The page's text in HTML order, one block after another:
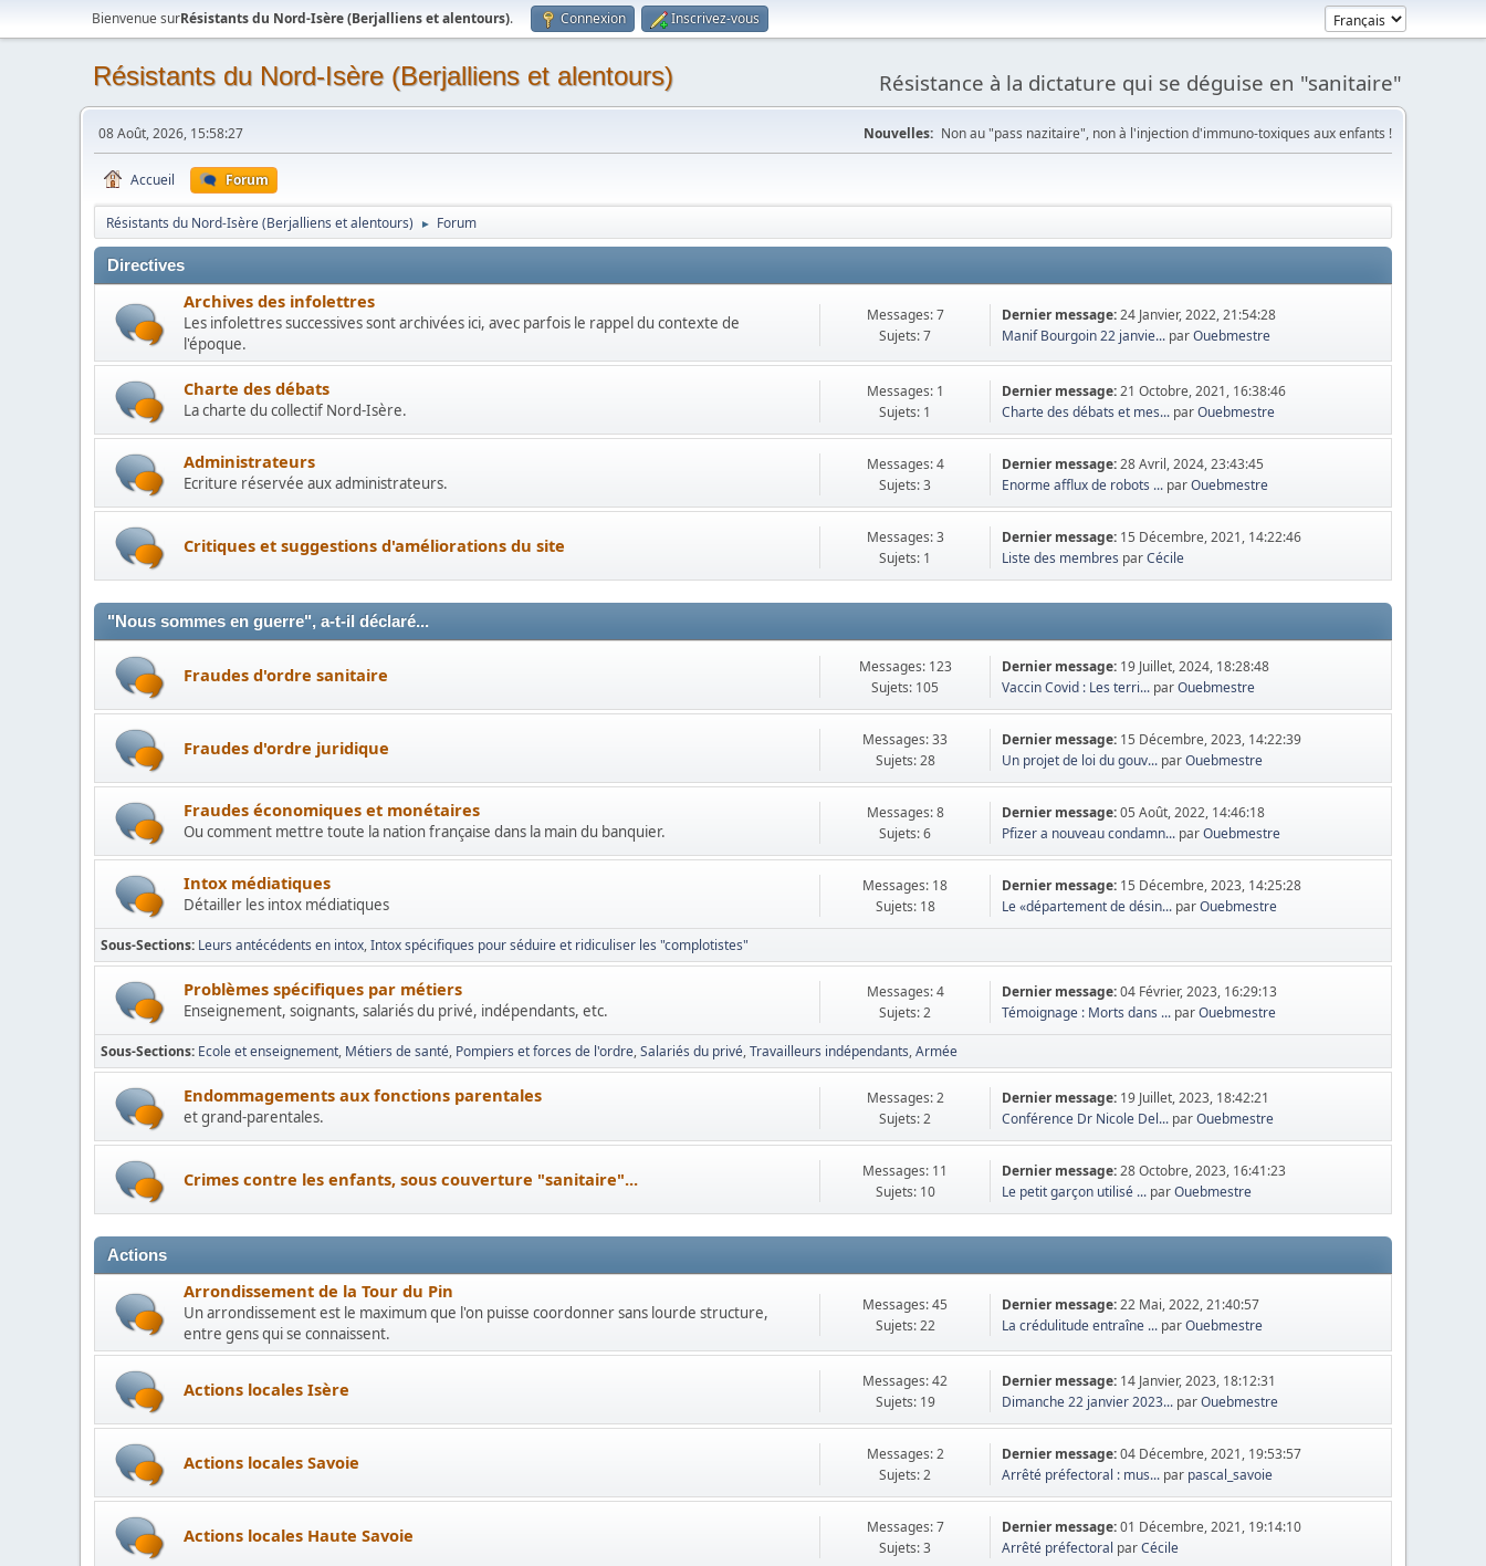
Bienvenue surRésistants du Nord-Isère (Berjalliens et alentours). Connexion Inscrivez-vous
Résistants du Nord-Isère (Berjalliens et alentours) Résistance à la dictature qui se déguise en "sanitaire"
08 Août, 2026, 15:58:27 Nouvelles: Non au "pass nazitaire", non à l'injection d'immuno-toxiques aux enfants !
Accueil Forum
Résistants du Nord-Isère (Berjalliens et alentours) ► Forum
Directives
Archives des infolettres
Les infolettres successives sont archivées ici, avec parfois le rappel du contexte de
l'époque.
Messages: 7
Sujets: 7
Dernier message:24 Janvier, 2022, 21:54:28
Manif Bourgoin 22 janvie... parOuebmestre
Charte des débats
La charte du collectif Nord-Isère.
Messages: 1
Sujets: 1
Dernier message:21 Octobre, 2021, 16:38:46
Charte des débats et mes... parOuebmestre
Administrateurs
Ecriture réservée aux administrateurs.
Messages: 4
Sujets: 3
Dernier message:28 Avril, 2024, 23:43:45
Enorme afflux de robots ... parOuebmestre
Critiques et suggestions d'améliorations du site
Messages: 3
Sujets: 1
Dernier message: 15 Décembre, 2021, 14:22:46
Liste des membres parCécile
"Nous sommes en guerre", a-t-il déclaré...
Fraudes d'ordre sanitaire
Messages: 123
Sujets: 105
Dernier message: 19 Juillet, 2024, 18:28:48
Vaccin Covid : Les terri... parOuebmestre
Fraudes d'ordre juridique
Messages: 33
Sujets: 28
Dernier message: 15 Décembre, 2023, 14:22:39
Un projet de loi du gouv... parOuebmestre
Fraudes économiques et monétaires
Ou comment mettre toute la nation française dans la main du banquier.
Messages: 8
Sujets: 6
Dernier message:05 Août, 2022, 14:46:18
Pfizer a nouveau condamn... parOuebmestre
Intox médiatiques
Détailler les intox médiatiques
Messages: 18
Sujets: 18
Dernier message: 15 Décembre, 2023, 14:25:28
Le «département de désin... parOuebmestre
Sous-Sections Leurs antécédents en intox Intox spécifiques pour séduire et ridiculiser les "complotistes"
Problèmes spécifiques par métiers
Enseignement, soignants, salariés du privé, indépendants, etc.
Messages: 4
Sujets: 2
Dernier message:04 Février, 2023, 16:29:13
Témoignage : Morts dans ... parOuebmestre
Sous-Sections Ecole et enseignement Métiers de santé Pompiers et forces de l'ordre Salariés du privé Travailleurs indépendants Armée
Endommagements aux fonctions parentales
et grand-parentales.
Messages: 2
Sujets: 2
Dernier message: 19 Juillet, 2023, 18:42:21
Conférence Dr Nicole Del... parOuebmestre
Crimes contre les enfants, sous couverture "sanitaire"...
Messages: 11
Sujets: 10
Dernier message:28 Octobre, 2023, 16:41:23
Le petit garçon utilisé ... parOuebmestre
Actions
Arrondissement de la Tour du Pin
Un arrondissement est le maximum que l'on puisse coordonner sans lourde structure,
entre gens qui se connaissent.
Messages: 45
Sujets: 22
Dernier message:22 Mai, 2022, 21:40:57
La crédulitude entraîne ... parOuebmestre
Actions locales Isère
Messages: 42
Sujets: 19
Dernier message: 14 Janvier, 2023, 18:12:31
Dimanche 22 janvier 2023... parOuebmestre
Actions locales Savoie
Messages: 2
Sujets: 2
Dernier message:04 Décembre, 2021, 19:53:57
Arrêté préfectoral : mus... par pascal_savoie
Actions locales Haute Savoie
Messages: 7
Sujets: 3
Dernier message:01 Décembre, 2021, 19:14:10
Arrêté préfectoral parCécile